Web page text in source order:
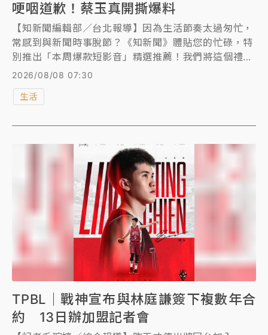
哽咽道歉！蔡玉真開撕爆料
【知新聞編輯部／台北報導】因為生活節奏太過匆忙，
常感到與新聞時事脫節？《知新聞》體貼您的忙碌，特
別推出「本周爆款短影音」精選推薦！我們將這個禮拜
最重要的政經社會要事、最有趣的生活趣聞，以及最震
撼的國際焦點，濃縮成數則高效率的短影音。讓您無需
花費大量時間，即可在通勤或休息片刻，光速掌握本周
2026/08/08 07:30
生活
TPBL｜戰神宣布與林庭謙簽下複數年合
約 13日辦加盟記者會